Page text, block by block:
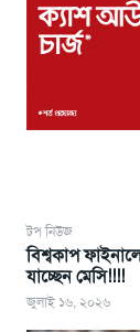
টপ নিউজ
বিশ্বকাপ
যাচ্ছেন মেসি!!!!
জুলাই ১৬, ২০২৬